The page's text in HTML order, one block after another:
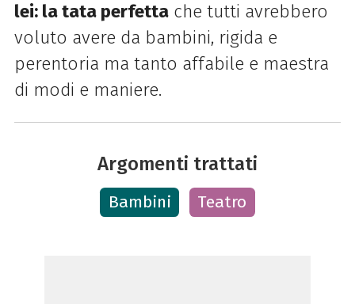
lei: la tata perfettache tutti avrebbero
voluto avere da bambini, rigida e
perentoria ma tanto affabile e maestra
di modi e maniere.
Argomenti trattati
Bambini Teatro